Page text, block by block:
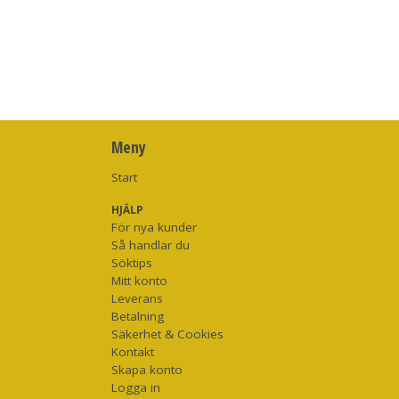
Meny
Start
HJÄLP
För nya kunder
Så handlar du
Söktips
Mitt konto
Leverans
Betalning
Säkerhet & Cookies
Kontakt
Skapa konto
Logga in